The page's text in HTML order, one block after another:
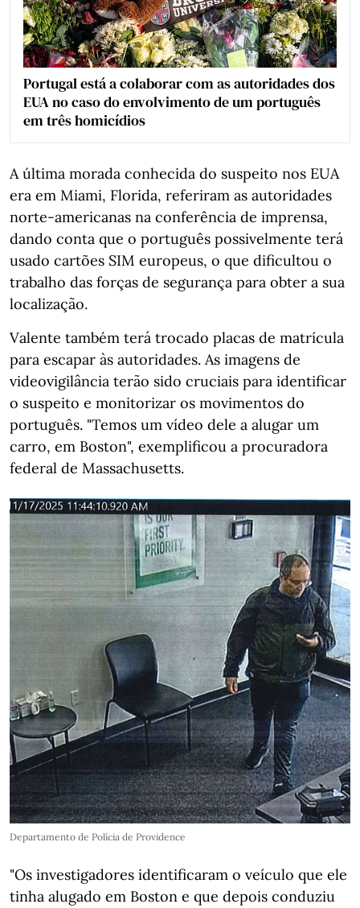
Portugal está a colaborar com as autoridades dos
EUA no caso do envolvimento de um português
em três homicídios
A última morada conhecida do suspeito nos EUA
era em Miami, Florida, referiram as autoridades
norte-americanas na conferência de imprensa,
dando conta que o português possivelmente terá
usado cartões SIM europeus, o que dificultou o
trabalho das forças de segurança para obter a sua
localização.
Valente também terá trocado placas de matrícula
para escapar às autoridades. As imagens de
videovigilância terão sido cruciais para identificar
o suspeito e monitorizar os movimentos do
português. "Temos um vídeo dele a alugar um
carro, em Boston", exemplificou a procuradora
federal de Massachusetts.
Departamento de Polícia de Providence
"Os investigadores identificaram o veículo que ele
tinha alugado em Boston e que depois conduziu